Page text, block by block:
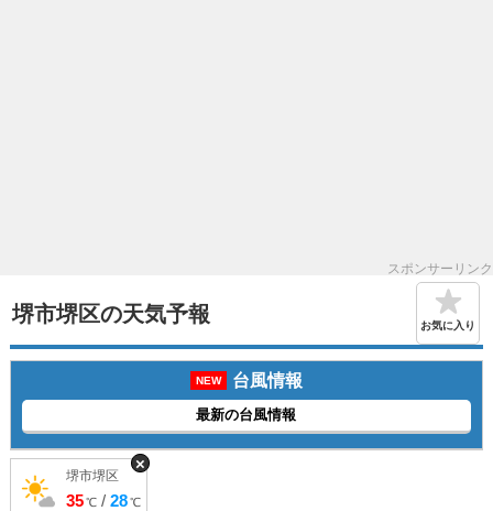
スポンサーリンク
堺市堺区の天気予報 お気に入り
NEW 台風情報
最新の台風情報
堺市堺区
35℃/ 28℃
×